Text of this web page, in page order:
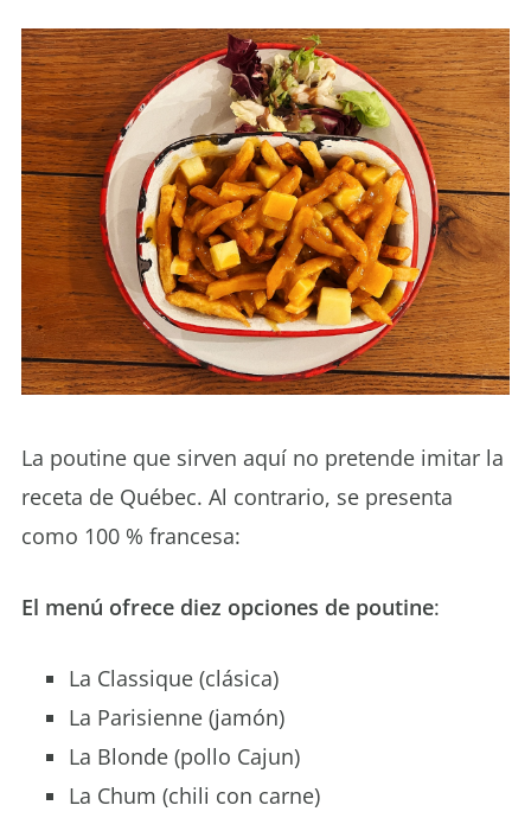
La poutine que sirven aquí no pretende imitar la
receta de Québec. Al contrario, se presenta
como 100 % francesa:
El menú ofrece diez opciones de poutine:
La Classique (clásica)
La Parisienne (jamón)
La Blonde (pollo Cajun)
La Chum (chili con carne)